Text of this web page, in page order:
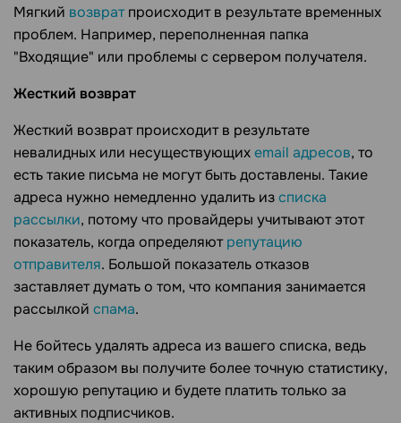
Мягкий возвратпроисходит в результате временных
проблем. Например, переполненная папка
"Входящие" или проблемы с сервером получателя.
Жесткий возврат
Жесткий возврат происходит в результате
невалидных или несуществующихemail адресов, то
есть такие письма не могут быть доставлены. Такие
адреса нужно немедленно удалить изсписка
рассылки, потому что провайдеры учитывают этот
показатель, когда определяютрепутацию
отправителя. Большой показатель отказов
заставляет думать о том, что компания занимается
рассылкой спама.
Не бойтесь удалять адреса из вашего списка, ведь
таким образом вы получите более точную статистику,
хорошую репутацию и будете платить только за
активных подписчиков.